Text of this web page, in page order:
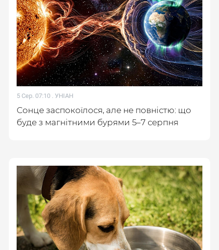
5 Сер. 07:10 . УНІАН
Сонце заспокоїлося, але не повністю: що
буде з магнітними бурями 5–7 серпня